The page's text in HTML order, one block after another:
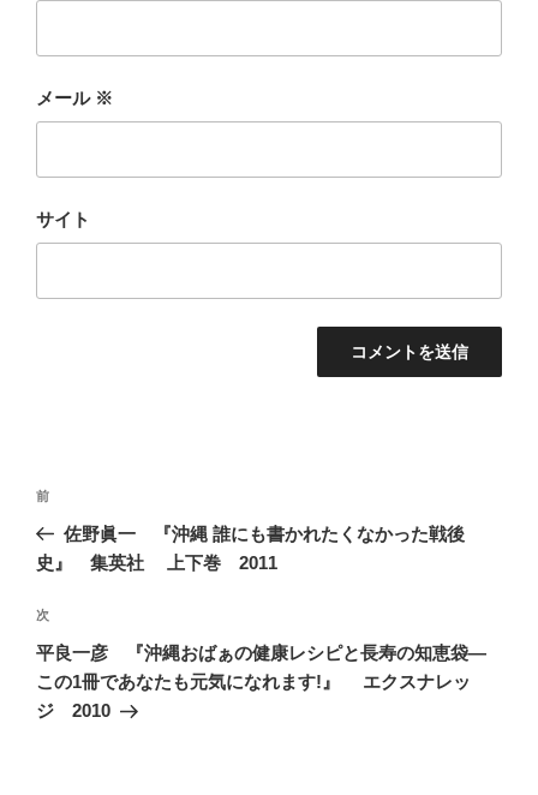
メール ※
サイト
投
ナ
ゲ
ー
シ
ョ
前
の
投
前
佐野眞一 『沖縄 誰にも書かれたくなかった戦後
史』 集英社 上下巻 2011
次
の
投
稿
次
平良一彦 『沖縄おばぁの健康レシピと長寿の知恵袋―
この1冊であなたも元気になれます!』 エクスナレッ
ジ 2010